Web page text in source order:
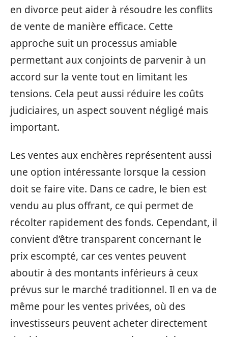
en divorce peut aider à résoudre les conflits
de vente de manière efficace. Cette
approche suit un processus amiable
permettant aux conjoints de parvenir à un
accord sur la vente tout en limitant les
tensions. Cela peut aussi réduire les coûts
judiciaires, un aspect souvent négligé mais
important.
Les ventes aux enchères représentent aussi
une option intéressante lorsque la cession
doit se faire vite. Dans ce cadre, le bien est
vendu au plus offrant, ce qui permet de
récolter rapidement des fonds. Cependant, il
convient d’être transparent concernant le
prix escompté, car ces ventes peuvent
aboutir à des montants inférieurs à ceux
prévus sur le marché traditionnel. Il en va de
même pour les ventes privées, où des
investisseurs peuvent acheter directement